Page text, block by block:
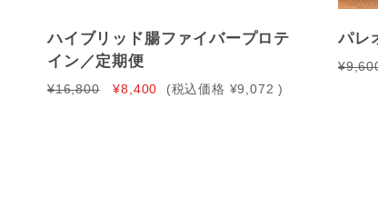
ハイブリッド腸ファイバープロテ
イン／定期便
¥16,800 ¥8,400 (税込価格 ¥9,072 )
パレ